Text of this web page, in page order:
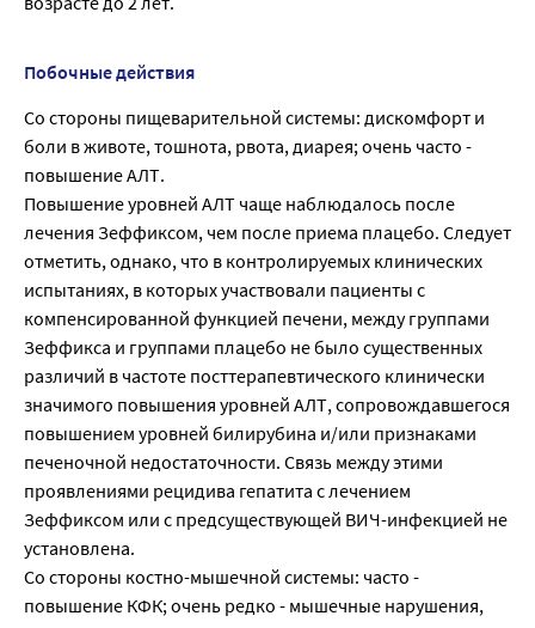
Побочные действия
Со стороны пищеварительной системы: дискомфорт и
боли в животе, тошнота, рвота, диарея; очень часто -
повышение АЛТ.
Повышение уровней АЛТ чаще наблюдалось после
лечения Зеффиксом, чем после приема плацебо. Следует
отметить, однако, что в контролируемых клинических
испытаниях, в которых участвовали пациенты с
компенсированной функцией печени, между группами
Зеффикса и группами плацебо не было существенных
различий в частоте посттерапевтического клинически
значимого повышения уровней АЛТ, сопровождавшегося
повышением уровней билирубина и/или признаками
печеночной недостаточности. Связь между этими
проявлениями рецидива гепатита с лечением
Зеффиксом или с предсуществующей ВИЧ-инфекцией не
установлена.
Со стороны костно-мышечной системы: часто -
повышение КФК; очень редко - мышечные нарушения,